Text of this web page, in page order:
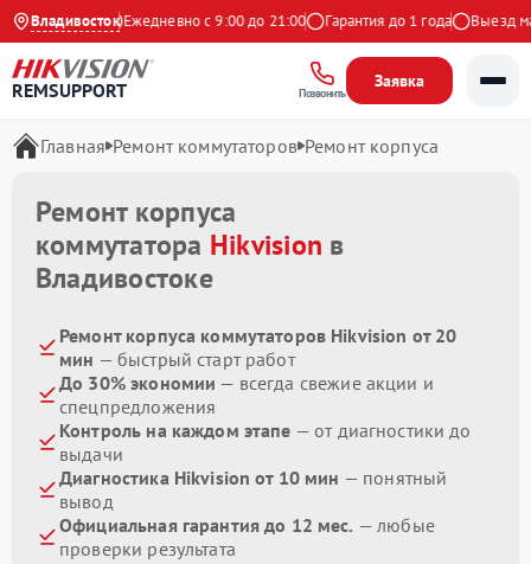
Владивосток
на Яндекс Ежедневно с 9:00 до 21:00 Гарантия до 1 года Выезд
REMSUPPORT Позвонить
Заявка
Главная Ремонт коммутаторов Ремонт корпуса
Ремонт корпуса
коммутатора Hikvision в
Владивостоке
Ремонт корпуса коммутаторов Hikvision от 20
мин — быстрый старт работ
До 30% экономии — всегда свежие акции и
спецпредложения
Контроль на каждом этапе — от диагностики до
выдачи
Диагностика Hikvision от 10 мин — понятный
вывод
Официальная гарантия до 12 мес. — любые
проверки результата